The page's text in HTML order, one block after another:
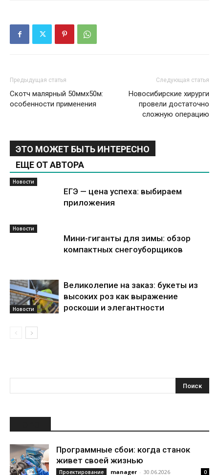
Предыдущая статья
Скотч малярный 50ммх50м:
особенности применения
Следующая статья
Новосибирские хирурги
провели достаточно
сложную операцию
ЭТО МОЖЕТ БЫТЬ ИНТЕРЕСНО
ЕЩЕ ОТ АВТОРА
Новости
ЕГЭ — цена успеха: выбираем
приложения
Новости
Мини-гиганты для зимы: обзор
компактных снегоуборщиков
Новости
Великолепие на заказ: букеты из
высоких роз как выражение
роскоши и элегантности
Программные сбои: когда станок
живет своей жизнью
Проектирование manager - 30.06.2026 0